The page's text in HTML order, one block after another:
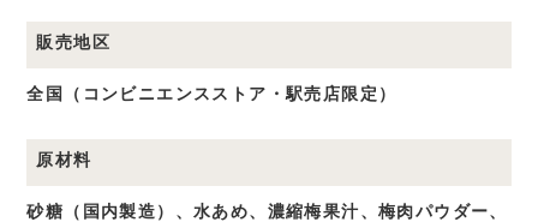
販売地区
全国（コンビニエンスストア・駅売店限定）
原材料
砂糖（国内製造）、水あめ、濃縮梅果汁、梅肉パウダー、